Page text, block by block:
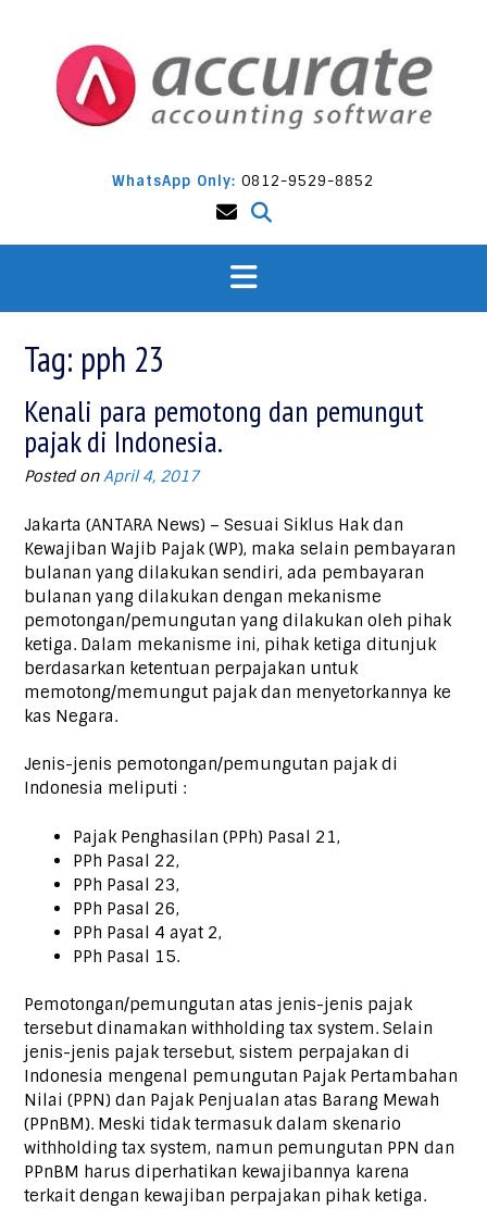
WhatsApp Only: 0812-9529-8852
Tag: pph 23
Kenali para pemotong dan pemungut
pajak di Indonesia.
Posted onApril 4, 2017
Jakarta (ANTARA News) – Sesuai Siklus Hak dan
Kewajiban Wajib Pajak (WP), maka selain pembayaran
bulanan yang dilakukan sendiri, ada pembayaran
bulanan yang dilakukan dengan mekanisme
pemotongan/pemungutan yang dilakukan oleh pihak
ketiga. Dalam mekanisme ini, pihak ketiga ditunjuk
berdasarkan ketentuan perpajakan untuk
memotong/memungut pajak dan menyetorkannya ke
kas Negara.
Jenis-jenis pemotongan/pemungutan pajak di
Indonesia meliputi :
Pajak Penghasilan (PPh) Pasal 21,
PPh Pasal 22,
PPh Pasal 23,
PPh Pasal 26,
PPh Pasal 4 ayat 2,
PPh Pasal 15.
Pemotongan/pemungutan atas jenis-jenis pajak
tersebut dinamakan withholding tax system. Selain
jenis-jenis pajak tersebut, sistem perpajakan di
Indonesia mengenal pemungutan Pajak Pertambahan
Nilai (PPN) dan Pajak Penjualan atas Barang Mewah
(PPnBM). Meski tidak termasuk dalam skenario
withholding tax system, namun pemungutan PPN dan
PPnBM harus diperhatikan kewajibannya karena
terkait dengan kewajiban perpajakan pihak ketiga.